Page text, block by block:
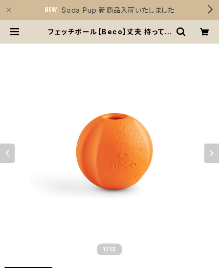
Soda Pup 新商品入荷いたしました
フェッチボール【Beco】丈夫 持ってこ
1 /12